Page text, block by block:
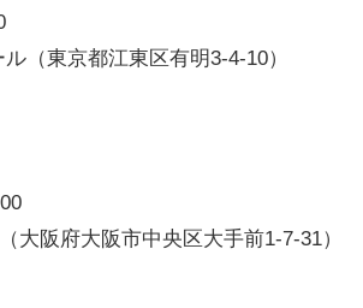
（東京都江東区有明3-4-10）
大阪府大阪市中央区大手前1-7-31）